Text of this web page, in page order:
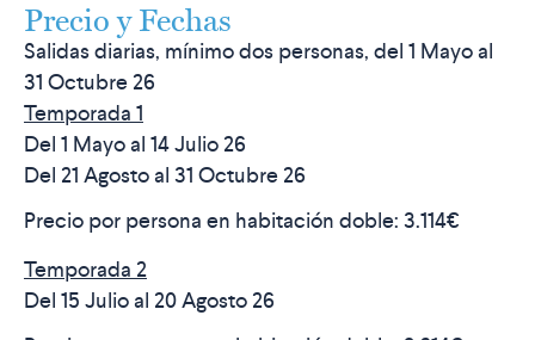
Precio y Fechas
Salidas diarias, mínimo dos personas, del 1 Mayo al
31 Octubre 26
Temporada 1
Del 1 Mayo al 14 Julio 26
Del 21 Agosto al 31 Octubre 26
Precio por persona en habitación doble: 3.114€
Temporada 2
Del 15 Julio al 20 Agosto 26